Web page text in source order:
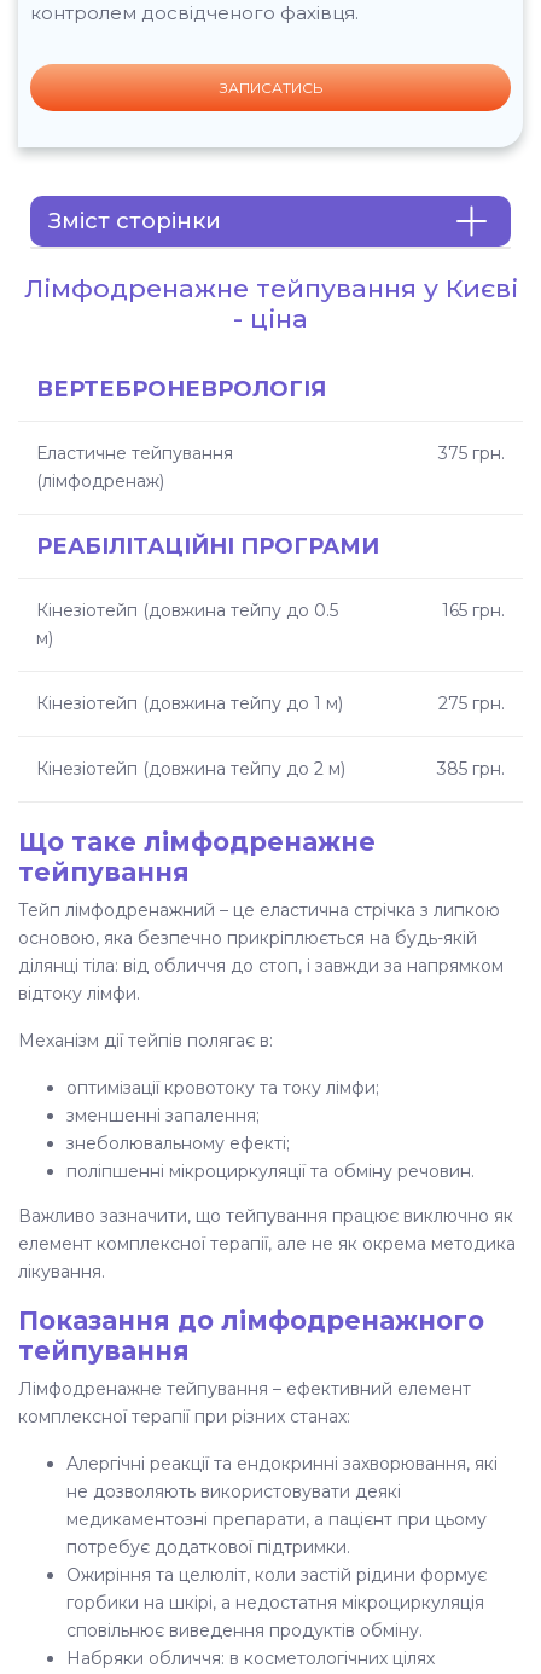
контролем досвідченого фахівця.
ЗАПИСАТИСЬ
Зміст сторінки
Лімфодренажне тейпування у Києві -
тейпування
Як проходить процедура
Переваги лімфодренажного тейпування
Джерела
Поширені запитання
Лімфодренажне тейпування у Києві
- ціна
ВЕРТЕБРОНЕВРОЛОГІЯ
Еластичне тейпування
(лімфодренаж)
375 грн.
РЕАБІЛІТАЦІЙНІ ПРОГРАМИ
Кінезіотейп (довжина тейпу до 0.5
м)
165 грн.
Кінезіотейп (довжина тейпу до 1 м) 275 грн.
Кінезіотейп (довжина тейпу до 2 м) 385 грн.
Що таке лімфодренажне
тейпування
Тейп лімфодренажний – це еластична стрічка з липкою
основою, яка безпечно прикріплюється на будь-якій
ділянці тіла: від обличчя до стоп, і завжди за напрямком
відтоку лімфи.
Механізм дії тейпів полягає в:
оптимізації кровотоку та току лімфи;
зменшенні запалення;
знеболювальному ефекті;
поліпшенні мікроциркуляції та обміну речовин.
Важливо зазначити, що тейпування працює виключно як
елемент комплексної терапії, але не як окрема методика
лікування.
Показання до лімфодренажного
тейпування
Лімфодренажне тейпування – ефективний елемент
комплексної терапії при різних станах:
Алергічні реакції та ендокринні захворювання, які
не дозволяють використовувати деякі
медикаментозні препарати, а пацієнт при цьому
потребує додаткової підтримки.
Ожиріння та целюліт, коли застій рідини формує
горбики на шкірі, а недостатня мікроциркуляція
сповільнює виведення продуктів обміну.
Набряки обличчя: в косметологічних цілях